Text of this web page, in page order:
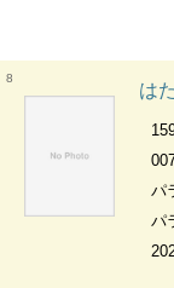
8
は
パ
パ